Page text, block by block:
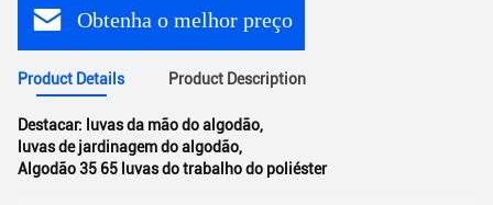
Obtenha o melhor preço
Product Details Product Description
Destacar: luvas da mão do algodão,
luvas de jardinagem do algodão,
Algodão 35 65 luvas do trabalho do poliéster